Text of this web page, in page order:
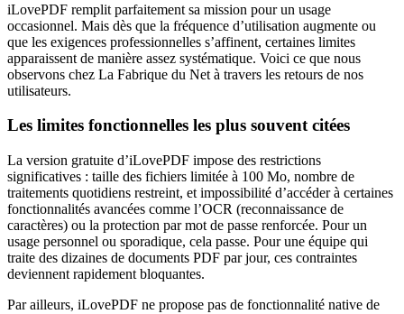
iLovePDF remplit parfaitement sa mission pour un usage
occasionnel. Mais dès que la fréquence d’utilisation augmente ou
que les exigences professionnelles s’affinent, certaines limites
apparaissent de manière assez systématique. Voici ce que nous
observons chez La Fabrique du Net à travers les retours de nos
utilisateurs.
Les limites fonctionnelles les plus souvent citées
La version gratuite d’iLovePDF impose des restrictions
significatives : taille des fichiers limitée à 100 Mo, nombre de
traitements quotidiens restreint, et impossibilité d’accéder à certaines
fonctionnalités avancées comme l’OCR (reconnaissance de
caractères) ou la protection par mot de passe renforcée. Pour un
usage personnel ou sporadique, cela passe. Pour une équipe qui
traite des dizaines de documents PDF par jour, ces contraintes
deviennent rapidement bloquantes.
Par ailleurs, iLovePDF ne propose pas de fonctionnalité native de